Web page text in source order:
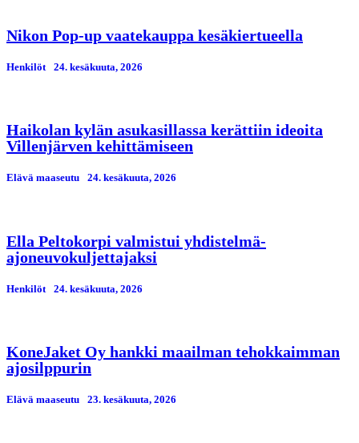
Nikon Pop-up vaatekauppa kesäkiertueella
Henkilöt 24. kesäkuuta, 2026
Haikolan kylän asukasillassa kerättiin ideoita
Villenjärven kehittämiseen
Elävä maaseutu 24. kesäkuuta, 2026
Ella Peltokorpi valmistui yhdistelmä-
ajoneuvokuljettajaksi
Henkilöt 24. kesäkuuta, 2026
KoneJaket Oy hankki maailman tehokkaimman
ajosilppurin
Elävä maaseutu 23. kesäkuuta, 2026